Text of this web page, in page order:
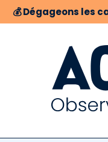
💰Dégageons les